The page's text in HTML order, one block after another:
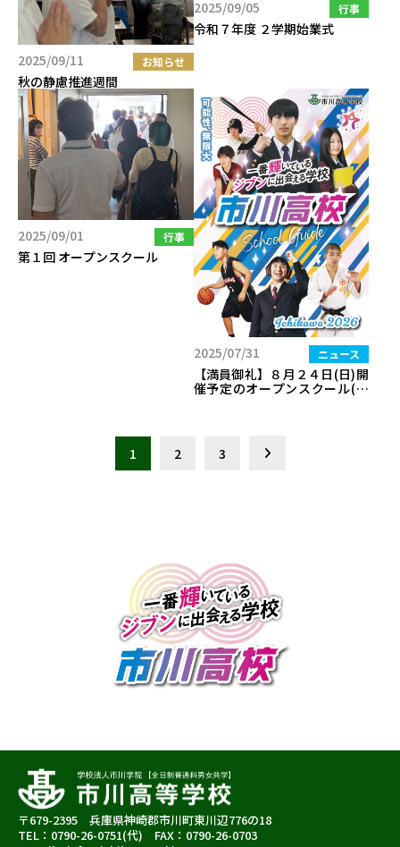
2025/09/11 お知らせ
秋の静慮推進週間
2025/09/05 行事
令和７年度 ２学期始業式
2025/09/01 行事
第１回 オープンスクール
2025/07/31 ニュース
【満員御礼】８月２４日(日)開
催予定のオープンスクール(追
1 2 3
〒679-2395 兵庫県神崎郡市川町東川辺776の18
TEL：0790-26-0751(代) FAX：0790-26-0703